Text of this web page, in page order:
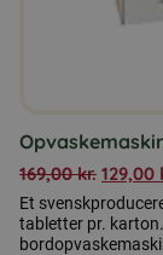
169,00kr. 129,00
Et
tabletter pr.